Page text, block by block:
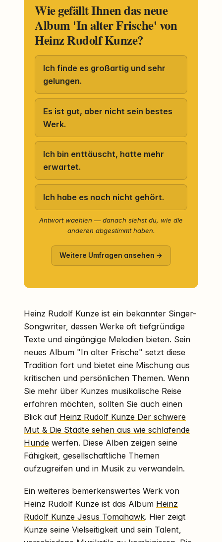
Wie gefällt Ihnen das neue
Album 'In alter Frische' von
Heinz Rudolf Kunze?
Ich finde es großartig und sehr
gelungen.
Es ist gut, aber nicht sein bestes
Werk.
Ich bin enttäuscht, hatte mehr
erwartet.
Ich habe es noch nicht gehört.
Antwort waehlen — danach siehst du, wie die
anderen abgestimmt haben.
Weitere Umfragen ansehen →
Heinz Rudolf Kunze ist ein bekannter Singer-
Songwriter, dessen Werke oft tiefgründige
Texte und eingängige Melodien bieten. Sein
neues Album "In alter Frische" setzt diese
Tradition fort und bietet eine Mischung aus
kritischen und persönlichen Themen. Wenn
Sie mehr über Kunzes musikalische Reise
erfahren möchten, sollten Sie auch einen
Blick auf Heinz Rudolf Kunze Der schwere
Mut & Die Städte sehen aus wie schlafende
Hunde werfen. Diese Alben zeigen seine
Fähigkeit, gesellschaftliche Themen
aufzugreifen und in Musik zu verwandeln.
Ein weiteres bemerkenswertes Werk von
Heinz Rudolf Kunze ist das Album Heinz
Rudolf Kunze Jesus Tomahawk. Hier zeigt
Kunze seine Vielseitigkeit und sein Talent,